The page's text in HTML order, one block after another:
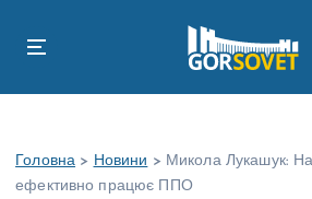
Головна > Новини > Микола Лукашук:
ефективно працює ППО